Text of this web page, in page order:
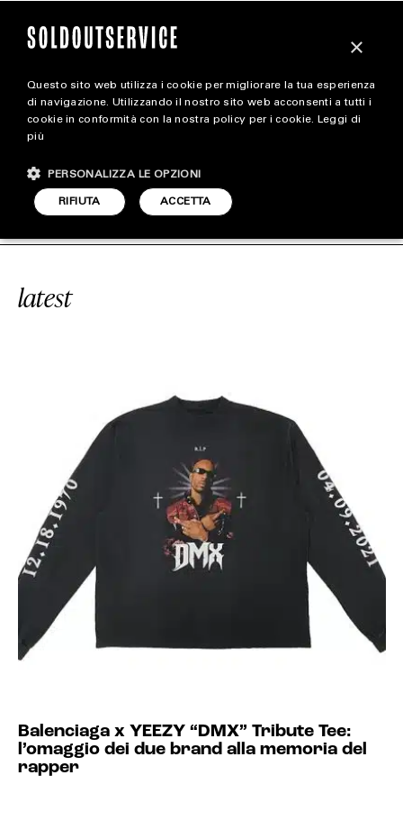
magazine
STYLE
FOOTWEAR
X YEEZY
latest
Balenciaga x YEEZY “DMX” Tribute Tee:
l’omaggio dei due brand alla memoria del
rapper
×
Questo sito web utilizza i cookie per migliorare la tua esperienza
di navigazione. Utilizzando il nostro sito web acconsenti a tutti i
cookie in conformità con la nostra policy per i cookie. Leggi di
più
ACCETTA
RIFIUTA
PERSONALIZZA LE OPZIONI